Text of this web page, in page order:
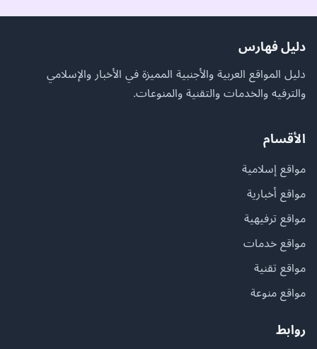
دليل فهارس
دليل المواقع العربية والأجنبية المميزة في الأخبار والإسلامي
والترفيه والخدمات والتقنية والمنوعات.
الأقسام
مواقع إسلامية
مواقع أخبارية
مواقع ترفيهية
مواقع خدمات
مواقع تقنية
مواقع منوعة
روابط